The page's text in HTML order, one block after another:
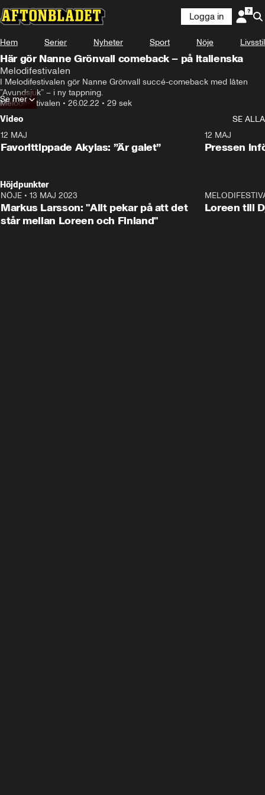
Logga in
Hem Serier Nyheter Sport Nöje Livsstil
Här gör Nanne Grönvall comeback – på italienska
Melodifestivalen
I Melodifestivalen gör Nanne Grönvall succé-comeback med låten
”Avundsjuk” – i ny tappning.
Melodifestivalen • 26.02.22 • 29 sek
Se mer
Video
SE ALLA
12 MAJ
Favorittippade Akylas: ”Är galet”
12 MAJ
Pressen
Höjdpunkter
NÖJE • 13 MAJ 2023
Markus Larsson: "Allt pekar på att det
står mellan Loreen och Finland"
Loreen till